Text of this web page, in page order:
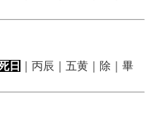
日 ｜丙辰｜五黄｜除｜畢